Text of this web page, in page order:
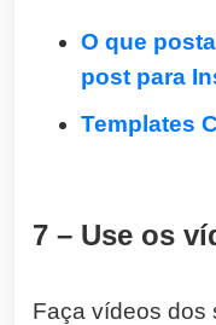
O que
post para
Templates
7 – Use os
Faça vídeos dos